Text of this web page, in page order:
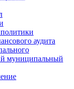
аудита
муниципальный